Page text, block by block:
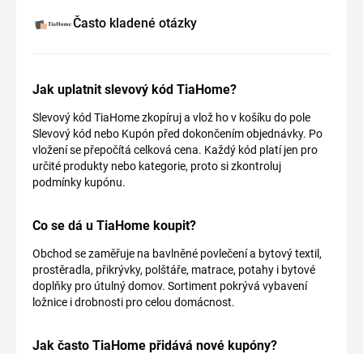
Často kladené otázky
Jak uplatnit slevový kód TiaHome?
Slevový kód TiaHome zkopíruj a vlož ho v košíku do pole
Slevový kód nebo Kupón před dokončením objednávky. Po
vložení se přepočítá celková cena. Každý kód platí jen pro
určité produkty nebo kategorie, proto si zkontroluj
podmínky kupónu.
Co se dá u TiaHome koupit?
Obchod se zaměřuje na bavlněné povlečení a bytový textil,
prostěradla, přikrývky, polštáře, matrace, potahy i bytové
doplňky pro útulný domov. Sortiment pokrývá vybavení
ložnice i drobnosti pro celou domácnost.
Jak často TiaHome přidává nové kupóny?